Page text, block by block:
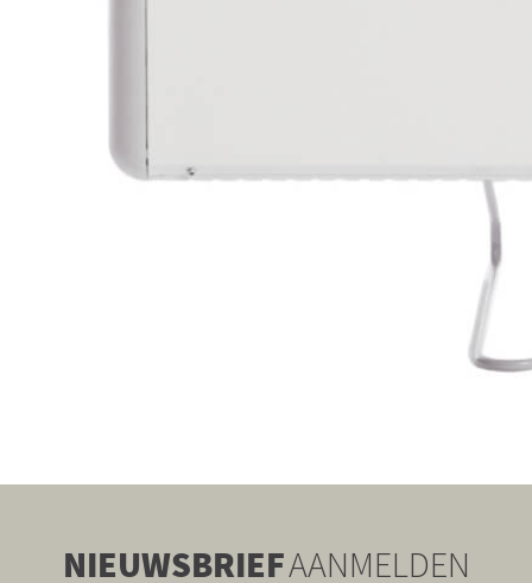
NIEUWSBRIEFAANMELDEN